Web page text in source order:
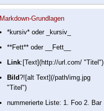
Markdown-Grundlagen
*kursiv* oder _kursiv_
**Fett** oder __Fett__
Link:[Text](http://url.com/ "Titel")
Bild?![alt Text](/path/img.jpg
"Titel")
nummerierte Liste: 1. Foo 2. Bar